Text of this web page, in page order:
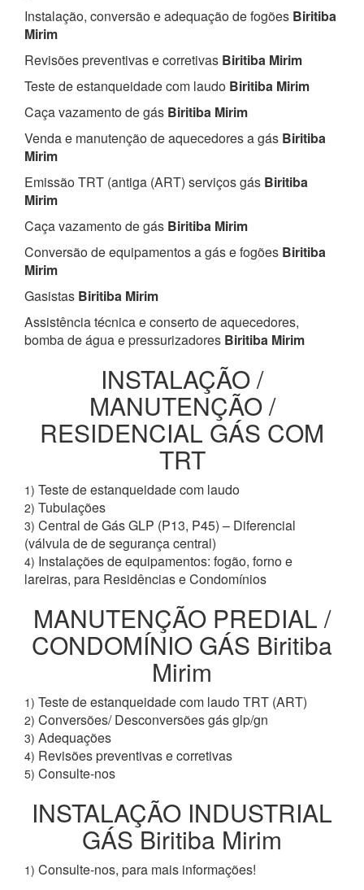
Instalação, conversão e adequação de fogões Biritiba
Mirim
Revisões preventivas e corretivas Biritiba Mirim
Teste de estanqueidade com laudo Biritiba Mirim
Caça vazamento de gás Biritiba Mirim
Venda e manutenção de aquecedores a gás Biritiba
Mirim
Emissão TRT (antiga (ART) serviços gás Biritiba
Mirim
Caça vazamento de gás Biritiba Mirim
Conversão de equipamentos a gás e fogões Biritiba
Mirim
Gasistas Biritiba Mirim
Assistência técnica e conserto de aquecedores,
bomba de água e pressurizadores Biritiba Mirim
INSTALAÇÃO /
MANUTENÇÃO /
RESIDENCIAL GÁS COM
TRT
1) Teste de estanqueidade com laudo
2) Tubulações
3) Central de Gás GLP (P13, P45) – Diferencial
(válvula de de segurança central)
4) Instalações de equipamentos: fogão, forno e
lareiras, para Residências e Condomínios
MANUTENÇÃO PREDIAL /
CONDOMÍNIO GÁS Biritiba
Mirim
1) Teste de estanqueidade com laudo TRT (ART)
2) Conversões/ Desconversões gás glp/gn
3) Adequações
4) Revisões preventivas e corretivas
5) Consulte-nos
INSTALAÇÃO INDUSTRIAL
GÁS Biritiba Mirim
1) Consulte-nos, para mais informações!